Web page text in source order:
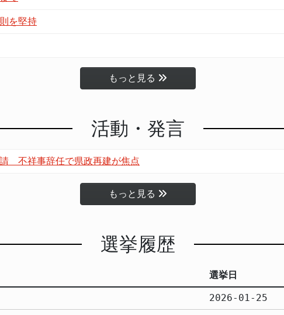
を堅持
もっと見る
活動・発言
不祥事辞任で県政再建が焦点
もっと見る
選挙履歴
選挙日
2026-01-25